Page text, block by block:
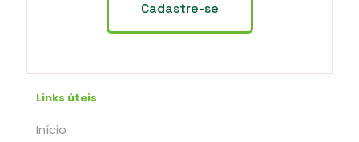
Links úteis
Início